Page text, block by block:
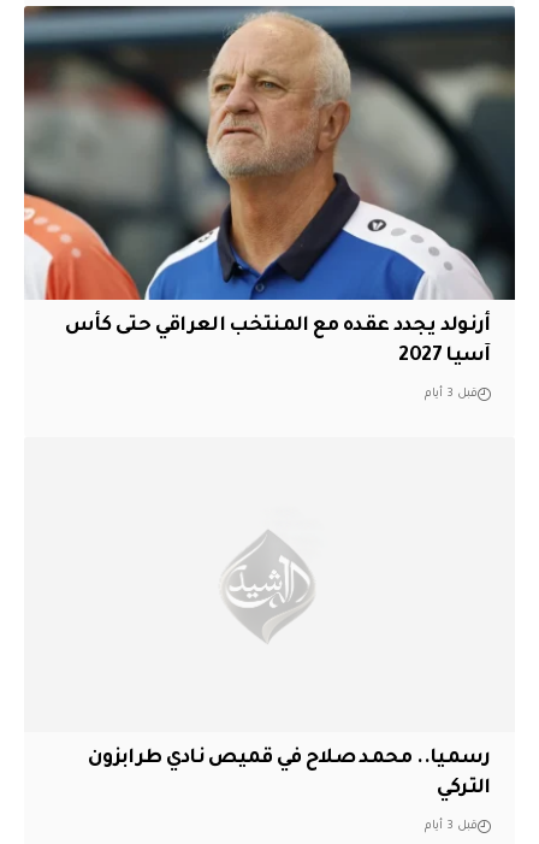
أرنولد يجدد عقده مع المنتخب العراقي حتى كأس
آسيا 2027
قبل 3 أيام
رسميا.. محمد صلاح في قميص نادي طرابزون
التركي
قبل 3 أيام